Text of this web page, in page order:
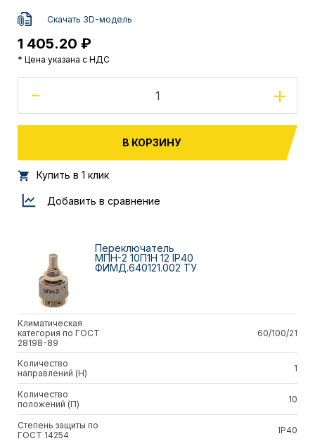
Скачать 3D-модель
1 405.20 ₽
* Цена указана с НДС
- +
В КОРЗИНУ
Купить в 1 клик
Добавить в сравнение
Переключатель
МПН-2 10П1Н 12 IP40
ФИМД.640121.002 ТУ
Климатическая
категория по ГОСТ
28198-89
60/100/21
Количество
направлений (Н)
1
Количество
положений (П)
10
Степень защиты по
ГОСТ 14254
IP40